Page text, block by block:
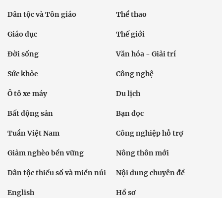
Dân tộc và Tôn giáo Thể thao
Giáo dục Thế giới
Đời sống Văn hóa - Giải trí
Sức khỏe Công nghệ
Ô tô xe máy Du lịch
Bất động sản Bạn đọc
Tuần Việt Nam Công nghiệp hỗ trợ
Giảm nghèo bền vững Nông thôn mới
Dân tộc thiểu số và miền núi Nội dung chuyên đề
English Hồ sơ